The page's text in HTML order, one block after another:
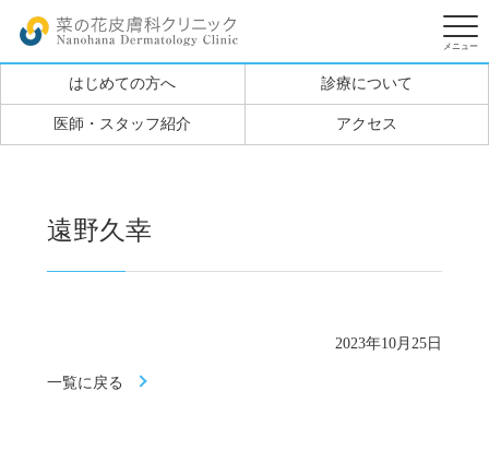
はじめての方へ 診療について
医師・スタッフ紹介 アクセス
遠野久幸
2023年10月25日
一覧に戻る